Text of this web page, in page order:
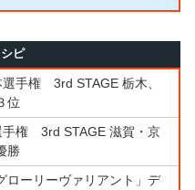
ピ
手権 3rd STAGE 栃木、
位
手権 3rd STAGE 滋賀・京
勝
ローリーヴァリアント」デ